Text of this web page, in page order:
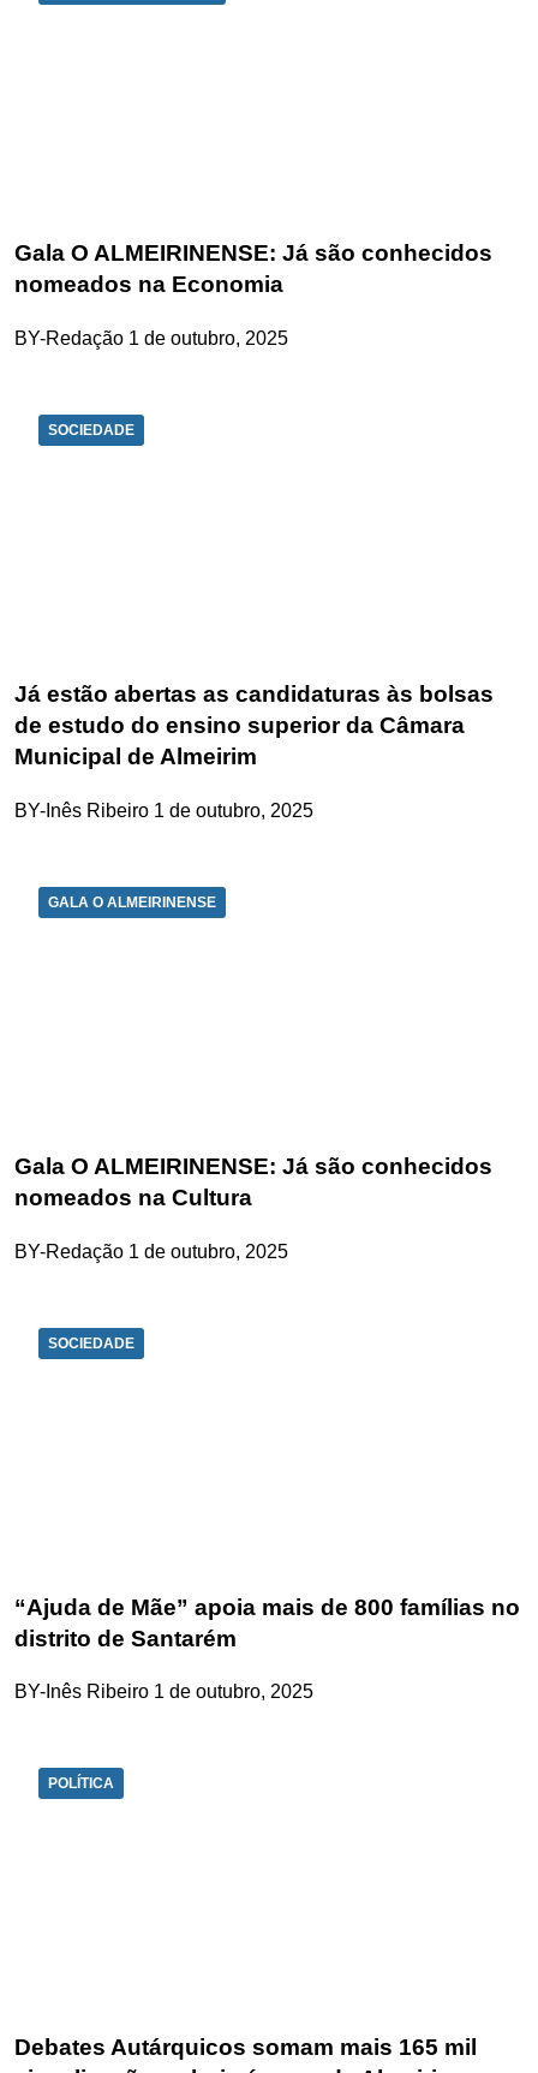
Gala O ALMEIRINENSE: Já são conhecidos
nomeados na Economia
BY-Redação 1 de outubro, 2025
SOCIEDADE
Já estão abertas as candidaturas às bolsas
de estudo do ensino superior da Câmara
Municipal de Almeirim
BY-Inês Ribeiro 1 de outubro, 2025
GALA O ALMEIRINENSE
Gala O ALMEIRINENSE: Já são conhecidos
nomeados na Cultura
BY-Redação 1 de outubro, 2025
SOCIEDADE
“Ajuda de Mãe” apoia mais de 800 famílias no
distrito de Santarém
BY-Inês Ribeiro 1 de outubro, 2025
POLÍTICA
Debates Autárquicos somam mais 165 mil